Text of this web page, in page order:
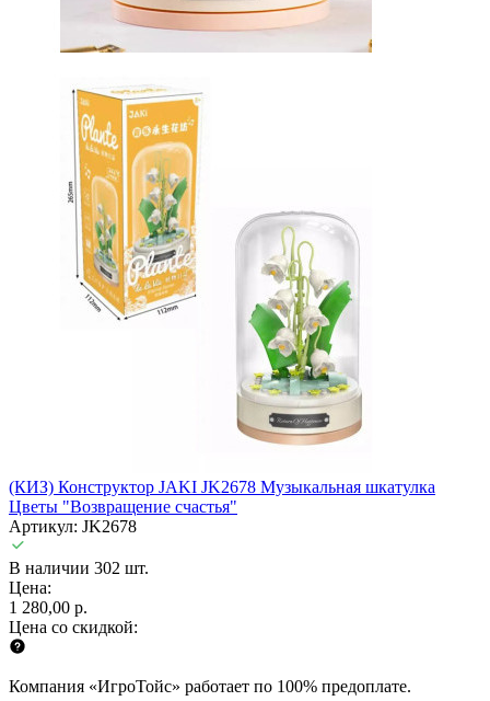
(КИЗ) Конструктор JAKI JK2678 Музыкальная шкатулка
Цветы "Возвращение счастья"
Артикул: JK2678
В наличии 302 шт.
Цена:
1 280,00 р.
Цена со скидкой:
Компания «ИгроТойс» работает по 100% предоплате.